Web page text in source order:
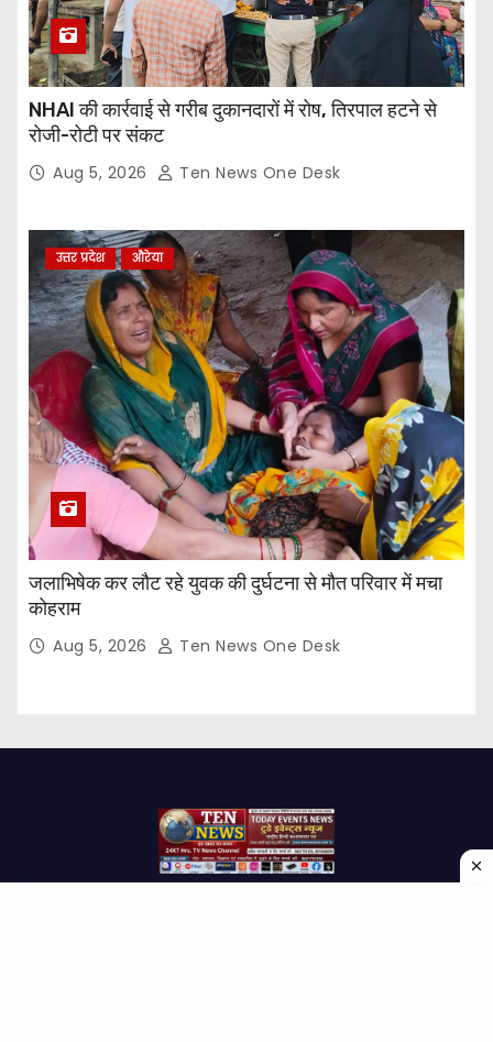
NHAI की कार्रवाई से गरीब दुकानदारों में रोष, तिरपाल हटने से
रोजी-रोटी पर संकट
Aug 5, 2026 Ten News One Desk
उत्तर प्रदेश औरेया
जलाभिषेक कर लौट रहे युवक की दुर्घटना से मौत परिवार में मचा
कोहराम
Aug 5, 2026 Ten News One Desk